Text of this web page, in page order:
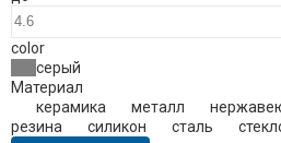
color
серый
Материал
керамика
металл
резина
силикон сталь